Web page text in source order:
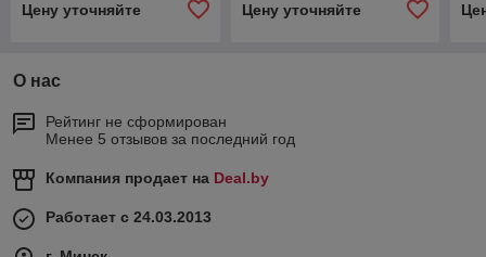
Цену уточняйте
Цену уточняйте
О нас
Рейтинг не сформирован
Менее 5 отзывов за последний год
Компания продает на Deal.by
Работает с 24.03.2013